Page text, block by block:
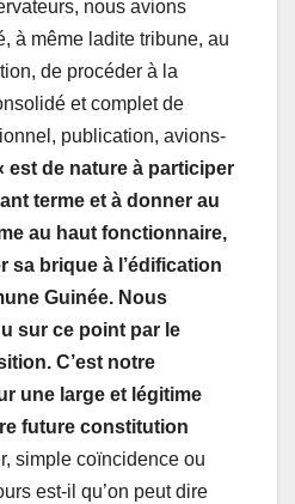
nous avions
à même ladite tribune, au
de procéder à la
et complet de
publication, avions-
est de nature à participer
terme et à donner au
au haut fonctionnaire,
sa brique à l’édification
Guinée. Nous
sur ce point par le
C’est notre
une large et légitime
future constitution
simple coïncidence ou
est-il qu’on peut dire